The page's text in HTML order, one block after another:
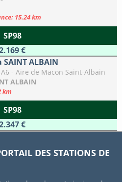
15.24 km
SP98
€
ALBAIN
- Aire de Macon Saint-Albain
ALBAIN
km
SP98
€
DES STATIONS DE